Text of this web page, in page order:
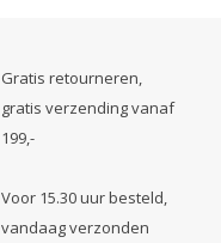
Gratis retourneren,
gratis verzending vanaf
199,-
Voor 15.30 uur besteld,
vandaag verzonden